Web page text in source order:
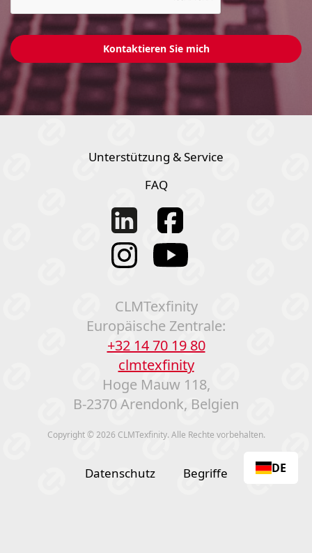
Unterstützung & Service
FAQ
CLMTexfinity
Europäische Zentrale:
+32 14 70 19 80
clmtexfinity
Hoge Mauw 118,
B-2370 Arendonk, Belgien
Copyright © 2026 CLMTexfinity. Alle Rechte vorbehalten.
Datenschutz Begriffe DE